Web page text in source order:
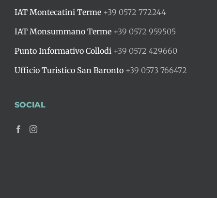
IAT Montecatini Terme +39 0572 772244
IAT Monsummano Terme +39 0572 959505
Punto Informativo Collodi +39 0572 429660
Ufficio Turistico San Baronto +39 0573 766472
SOCIAL